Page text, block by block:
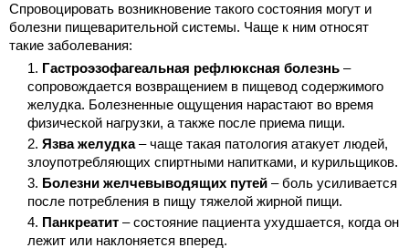
Спровоцировать возникновение такого состояния могут и
болезни пищеварительной системы. Чаще к ним относят
такие заболевания:
Гастроэзофагеальная рефлюксная болезнь –
сопровождается возвращением в пищевод содержимого
желудка. Болезненные ощущения нарастают во время
физической нагрузки, а также после приема пищи.
Язва желудка– чаще такая патология атакует людей,
злоупотребляющих спиртными напитками, и курильщиков.
Болезни желчевыводящих путей – боль усиливается
после потребления в пищу тяжелой жирной пищи.
Панкреатит – состояние пациента ухудшается, когда он
лежит или наклоняется вперед.